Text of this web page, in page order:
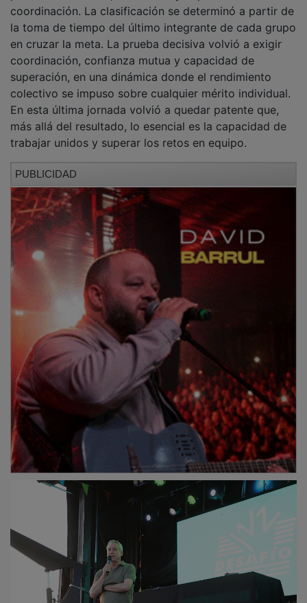
Tras el desarrollo de la prueba, el equipo vencedor de
esta edición fue Relaciones Institucionales-Cuenca-
Ávila-La Mancha que se alzó con la copa del 'Desafío
2026' y la medalla de oro. La segunda posición fue
para Riesgos-Ciudad Real- Norte, mientras que
Comercial-Talavera-Guadalajara completó el pódium
de esta competición. La entrega de trofeos estuvo
encabezada por el presidente de Eurocaja Rural,
Javier López Martín, junto a miembros del Consejo
Rector y responsables del Comité de Dirección.
PUBLICIDAD